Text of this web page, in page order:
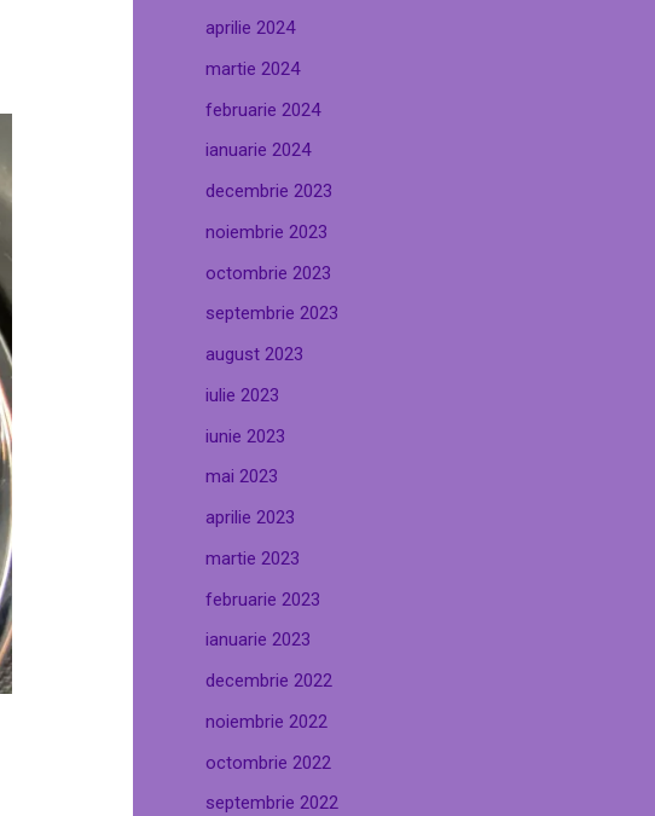
aprilie 2024
martie 2024
februarie 2024
ianuarie 2024
decembrie 2023
noiembrie 2023
octombrie 2023
septembrie 2023
august 2023
iulie 2023
iunie 2023
mai 2023
aprilie 2023
martie 2023
februarie 2023
ianuarie 2023
decembrie 2022
noiembrie 2022
octombrie 2022
septembrie 2022